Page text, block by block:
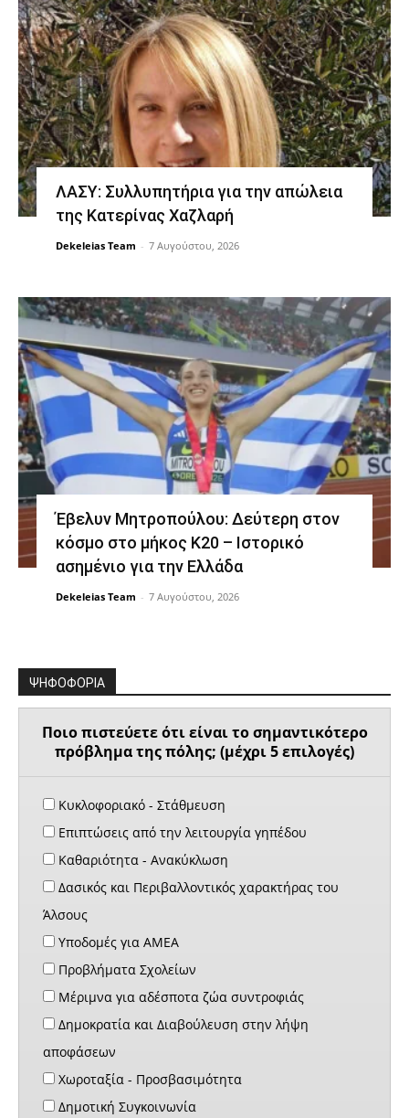
ΛΑΣΥ: Συλλυπητήρια για την απώλεια
της Κατερίνας Χαζλαρή
Dekeleias Team - 7 Αυγούστου, 2026
Έβελυν Μητροπούλου: Δεύτερη στον
κόσμο στο μήκος Κ20 – Ιστορικό
ασημένιο για την Ελλάδα
Dekeleias Team - 7 Αυγούστου, 2026
ΨΗΦΟΦΟΡΙΑ
Ποιο πιστεύετε ότι είναι το σημαντικότερο
πρόβλημα της πόλης; (μέχρι 5 επιλογές)
Κυκλοφοριακό - Στάθμευση
Επιπτώσεις από την λειτουργία γηπέδου
Καθαριότητα - Ανακύκλωση
Δασικός και Περιβαλλοντικός χαρακτήρας του
Άλσους
Υποδομές για ΑΜΕΑ
Προβλήματα Σχολείων
Μέριμνα για αδέσποτα ζώα συντροφιάς
Δημοκρατία και Διαβούλευση στην λήψη
αποφάσεων
Χωροταξία - Προσβασιμότητα
Δημοτική Συγκοινωνία